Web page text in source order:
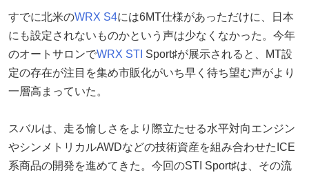
すでに北米のWRX S4には6MT仕様があっただけに、日本
にも設定されないものかという声は少なくなかった。今年
のオートサロンでWRX STI Sport♯が展示されると、MT設
定の存在が注目を集め市販化がいち早く待ち望む声がより
一層高まっていた。
スバルは、走る愉しさをより際立たせる水平対向エンジン
やシンメトリカルAWDなどの技術資産を組み合わせたICE
系商品の開発を進めてきた。今回のSTI Sport♯は、その流